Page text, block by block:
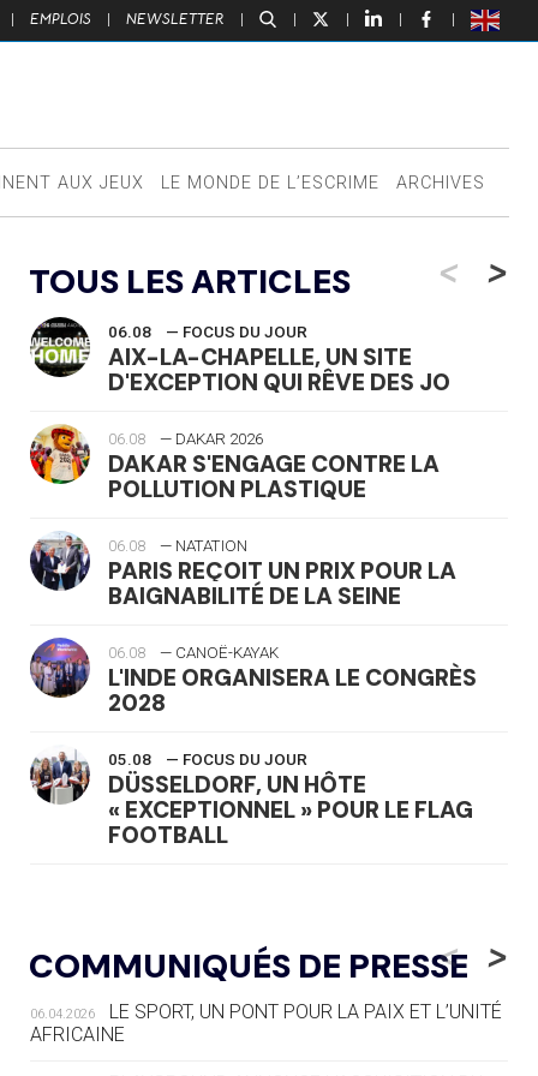
| EMPLOIS | NEWSLETTER | | | | |
AUX JEUX LE MONDE DE L’ESCRIME ARCHIVES
TOUS LES ARTICLES <
06.08 — FOCUS DU JOUR
AIX-LA-CHAPELLE, UN SITE
D'EXCEPTION QUI RÊVE DES JO
06.08 — DAKAR 2026
DAKAR S'ENGAGE CONTRE LA
POLLUTION PLASTIQUE
06.08 — NATATION
PARIS REÇOIT UN PRIX POUR LA
BAIGNABILITÉ DE LA SEINE
06.08 — CANOË-KAYAK
L'INDE ORGANISERA LE CONGRÈS
2028
05.08 — FOCUS DU JOUR
DÜSSELDORF, UN HÔTE
« EXCEPTIONNEL » POUR LE FLAG
FOOTBALL
LE RÊVE DE VOIR LA LUGE ALPINE
AUX JO « N'EST PAS FINI »
05.08 — TIR À L'ARC
DES MONDIAUX À BRISBANE SUR LA
>
COMMUNIQUÉS DE PRESSE
<
06.04.2026
LE SPORT, UN PONT POUR LA PAIX ET L’UNITÉ
AFRICAINE
>